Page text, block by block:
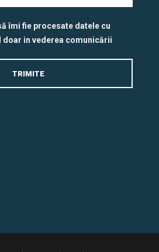
îmi fie procesate datele cu
in vederea comunicării